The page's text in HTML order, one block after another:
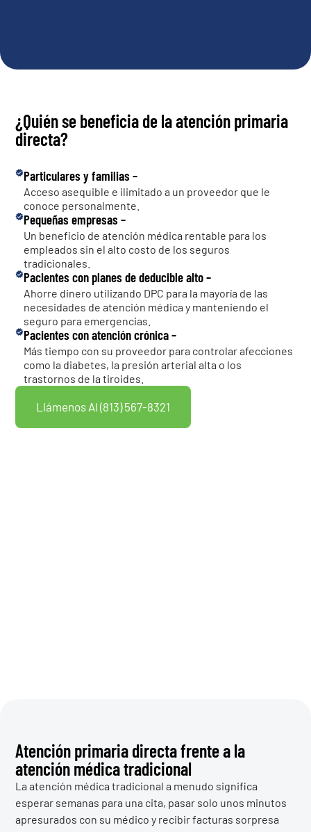
¿Quién se beneficia de la atención primaria
directa?
Particulares y familias –
Acceso asequible e ilimitado a un proveedor que le
conoce personalmente.
Pequeñas empresas –
Un beneficio de atención médica rentable para los
empleados sin el alto costo de los seguros
tradicionales.
Pacientes con planes de deducible alto –
Ahorre dinero utilizando DPC para la mayoría de las
necesidades de atención médica y manteniendo el
seguro para emergencias.
Pacientes con atención crónica –
Más tiempo con su proveedor para controlar afecciones
como la diabetes, la presión arterial alta o los
trastornos de la tiroides.
Llámenos Al (813) 567-8321
Atención primaria directa frente a la
atención médica tradicional
La atención médica tradicional a menudo significa
esperar semanas para una cita, pasar solo unos minutos
apresurados con su médico y recibir facturas sorpresa